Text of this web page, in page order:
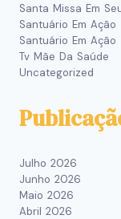
Santa Missa Em
Santuário Em Ação
Santuário Em Ação
Tv Mãe Da Saúde
Uncategorized
Julho 2026
Junho 2026
Maio 2026
Abril 2026